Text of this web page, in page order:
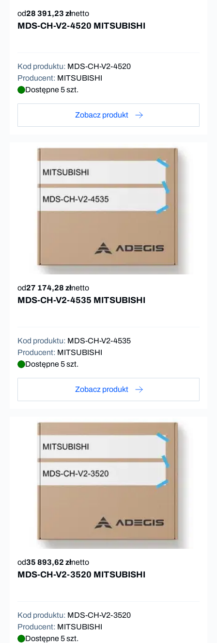
od28 391,23 złnetto
MDS-CH-V2-4520 MITSUBISHI
Kod produktu: MDS-CH-V2-4520
Producent: MITSUBISHI
Dostępne 5 szt.
Zobacz produkt
od27 174,28 złnetto
MDS-CH-V2-4535 MITSUBISHI
Kod produktu: MDS-CH-V2-4535
Producent: MITSUBISHI
Dostępne 5 szt.
Zobacz produkt
od35 893,62 złnetto
MDS-CH-V2-3520 MITSUBISHI
Kod produktu: MDS-CH-V2-3520
Producent: MITSUBISHI
Dostępne 5 szt.